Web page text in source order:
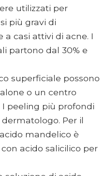
utilizzati per
più gravi di
casi attivi di acne. I
partono dal 30% e
superficiale possono
o un centro
peeling più profondi
Per il
mandelico è
acido salicilico per